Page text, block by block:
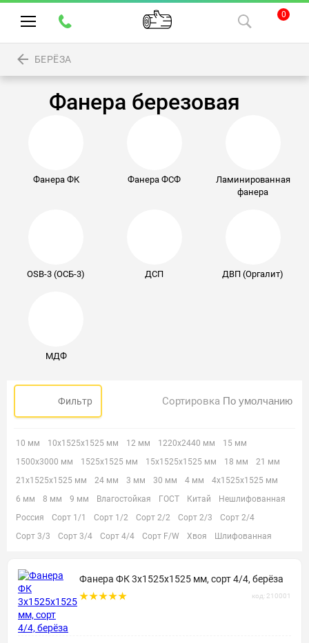
0
БЕРЁЗА
Фанера березовая
Фанера ФК Фанера ФСФ
Ламинированная
фанера
OSB-3 (ОСБ-3) ДСП ДВП (Оргалит)
МДФ
Фильтр Сортировка
10 мм 10х1525х1525 мм 12 мм 1220х2440 мм
15 мм
1500х3000 мм
1525х1525 мм 15х1525х1525 мм 18 мм
21 мм
21х1525х1525 мм
24 мм 3 мм 30 мм 4 мм
4х1525х1525 мм
6 мм
8 мм 9 мм Влагостойкая ГОСТ Китай
Нешлифованная
Россия
Сорт 1/1 Сорт 1/2 Сорт 2/2 Сорт 2/3
Сорт 2/4
Сорт 3/3
Сорт 3/4 Сорт 4/4 Сорт F/W Хвоя Шлифованная
Фанера ФК 3х1525х1525 мм, сорт 4/4, берёза
код: 210001